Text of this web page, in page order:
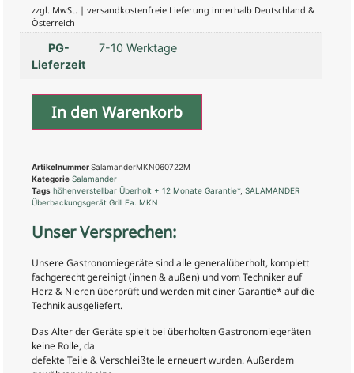
zzgl. MwSt. | versandkostenfreie Lieferung innerhalb Deutschland &
Österreich
PG-
Lieferzeit
7-10 Werktage
In den Warenkorb
ArtikelnummerSalamanderMKN060722M
Kategorie Salamander
Tags höhenverstellbar Überholt + 12 Monate Garantie*, SALAMANDER
Überbackungsgerät Grill Fa. MKN
Unser Versprechen:
Unsere Gastronomiegeräte sind alle generalüberholt, komplett
fachgerecht gereinigt (innen & außen) und vom Techniker auf
Herz & Nieren überprüft und werden mit einer Garantie* auf die
Technik ausgeliefert.
Das Alter der Geräte spielt bei überholten Gastronomiegeräten
keine Rolle, da
defekte Teile & Verschleißteile erneuert wurden. Außerdem